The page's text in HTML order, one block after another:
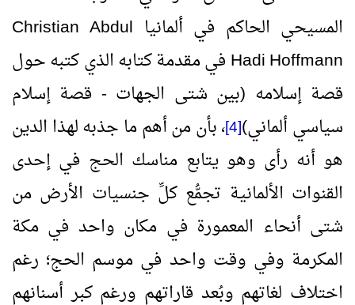
المسيحي الحاكم في ألمانيا Christian Abdul
Hadi Hoffmannفي مقدمة كتابه الذي كتبه حول
قصة إسلامه (بين شتى الجهات - قصة إسلام
سياسي ألماني)[4] ، بأن من أهم ما جذبه لهذا الدين
هو أنه رأى وهو يتابع مناسك الحج في إحدى
القنوات الألمانية تجمُّع كلِّ جنسيات الأرض من
شتى أنحاء المعمورة في مكان واحد في مكة
المكرمة وفي وقت واحد في موسم الحج؛ رغم
اختلاف لغاتهم وبُعد قاراتهم ورغم كبر أسنانهم